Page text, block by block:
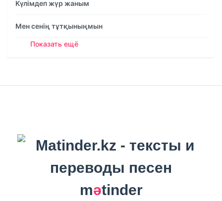
Күлімдеп жүр жаным
Мен сенің тұтқыныңмын
Показать ещё
mәtinder